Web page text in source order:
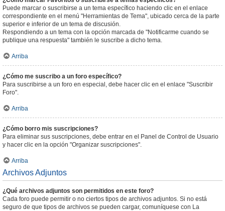
Puede marcar o suscribirse a un tema específico haciendo clic en el enlace
correspondiente en el menú "Herramientas de Tema", ubicado cerca de la parte
superior e inferior de un tema de discusión.
Respondiendo a un tema con la opción marcada de "Notificarme cuando se
publique una respuesta" también le suscribe a dicho tema.
Arriba
¿Cómo me suscribo a un foro específico?
Para suscribirse a un foro en especial, debe hacer clic en el enlace "Suscribir
Foro".
Arriba
¿Cómo borro mis suscripciones?
Para eliminar sus suscripciones, debe entrar en el Panel de Control de Usuario
y hacer clic en la opción "Organizar suscripciones".
Arriba
Archivos Adjuntos
¿Qué archivos adjuntos son permitidos en este foro?
Cada foro puede permitir o no ciertos tipos de archivos adjuntos. Si no está
seguro de que tipos de archivos se pueden cargar, comuníquese con La